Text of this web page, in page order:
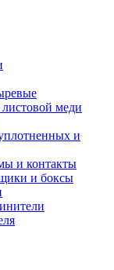
меди
и
и контакты
и боксы